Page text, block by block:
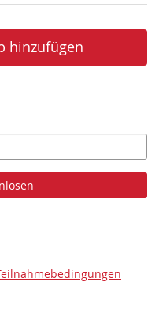
hinzufügen